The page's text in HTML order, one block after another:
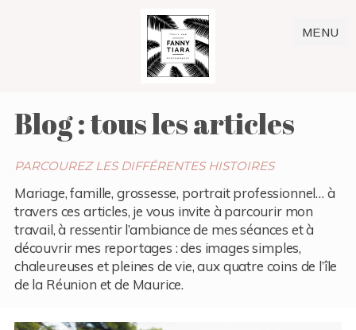
MENU
Blog : tous les articles
PARCOUREZ LES DIFFÉRENTES HISTOIRES
Mariage, famille, grossesse, portrait professionnel… à
travers ces articles, je vous invite à parcourir mon
travail, à ressentir l’ambiance de mes séances et à
découvrir mes reportages : des images simples,
chaleureuses et pleines de vie, aux quatre coins de l’île
de la Réunion et de Maurice.